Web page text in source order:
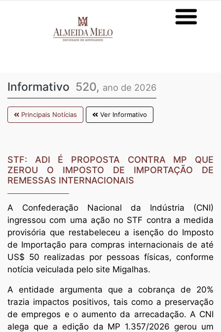
Informativo 520, ano de 2026
Principais Notícias Ver Informativo
STF: ADI É PROPOSTA CONTRA MP QUE
ZEROU O IMPOSTO DE IMPORTAÇÃO DE
REMESSAS INTERNACIONAIS
A Confederação Nacional da Indústria (CNI)
ingressou com uma ação no STF contra a medida
provisória que restabeleceu a isenção do Imposto
de Importação para compras internacionais de até
US$ 50 realizadas por pessoas físicas, conforme
notícia veiculada pelo site Migalhas.
A entidade argumenta que a cobrança de 20%
trazia impactos positivos, tais como a preservação
de empregos e o aumento da arrecadação. A CNI
alega que a edição da MP 1.357/2026 gerou um